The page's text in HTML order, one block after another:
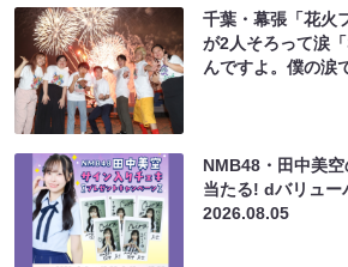
千葉・幕張「花火
が2人そろって涙
んですよ。僕の涙
NMB48・田中美
当たる! dバリュー
2026.08.05